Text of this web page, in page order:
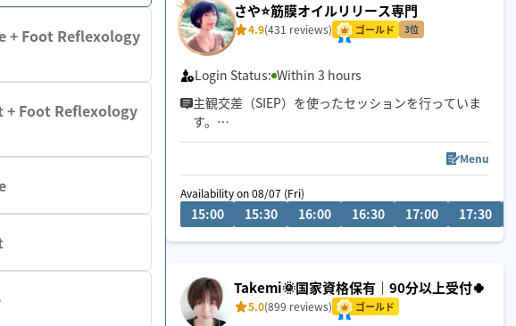
+ Foot Reflexology
+ Foot Reflexology
タイ古式を本格的に受けたい方は床にマットや布団
を敷いた上での施術がｵｽｽﾒ！もちろんベットでも大
丈夫です😄
さや⭐️筋膜オイルリリース専門
4.9(431 reviews) ゴールド 3位
Login Status: Within 3 hours
主観交差（SIEP）を使ったセッションを行っていま
す。
単なるリラクゼーションではなく、深いレベルで整
触れているのは身体ですが、内側の状態が変わって
いきます。
ゆっくりとした深さの中で、しっかり変化を感じて
いただけます♡🌙
Menu
Availability on 08/07 (Fri)
15:00 15:30 16:00 16:30 17:00 17:30
Takemi🌞国家資格保有｜90分以上受付🍀
5.0(899 reviews) ゴールド